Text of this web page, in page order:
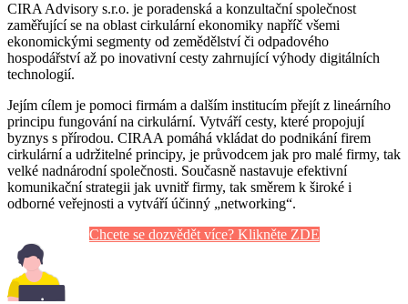
CIRA Advisory s.r.o. je poradenská a konzultační společnost
zaměřující se na oblast cirkulární ekonomiky napříč všemi
ekonomickými segmenty od zemědělství či odpadového
hospodářství až po inovativní cesty zahrnující výhody digitálních
technologií.
Jejím cílem je pomoci firmám a dalším institucím přejít z lineárního
principu fungování na cirkulární. Vytváří cesty, které propojují
byznys s přírodou. CIRAA pomáhá vkládat do podnikání firem
cirkulární a udržitelné principy, je průvodcem jak pro malé firmy, tak
velké nadnárodní společnosti. Současně nastavuje efektivní
komunikační strategii jak uvnitř firmy, tak směrem k široké i
odborné veřejnosti a vytváří účinný „networking“.
Chcete se dozvědět více? Klikněte ZDE